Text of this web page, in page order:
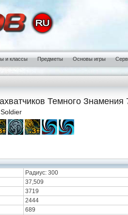
и классы Предметы Основы игры
Темного Знамения
Радиус: 300
37,509
3719
2444
689